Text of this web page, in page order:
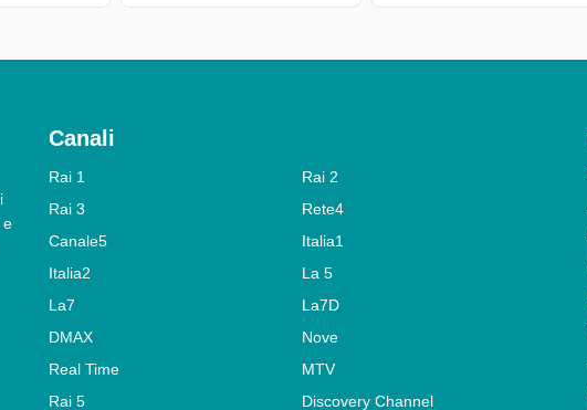
e
Canali
Rai 1
Rai 2
Rai 3
Rete4
Canale5
Italia1
Italia2
La 5
La7
La7D
DMAX
Nove
Real Time
MTV
Rai 5
Discovery Channel